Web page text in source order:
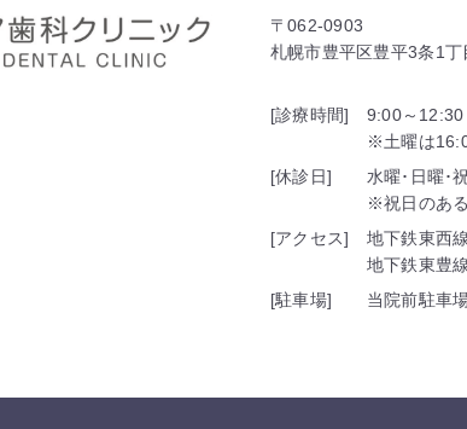
〒062-0903
札幌市豊平区豊平3条1
[診療時間]
9:00～
※土曜は
[休診日]
水曜･日曜･
※祝日のあ
[アクセス]
地下鉄東西
地下鉄東豊
[駐車場]
当院前駐車